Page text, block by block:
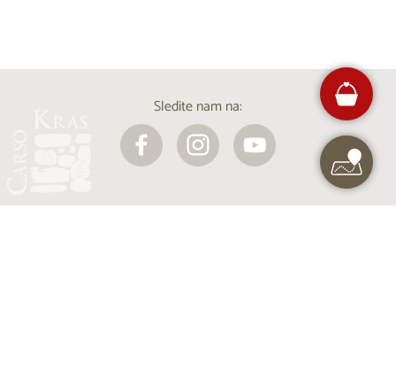
Sledite nam na: